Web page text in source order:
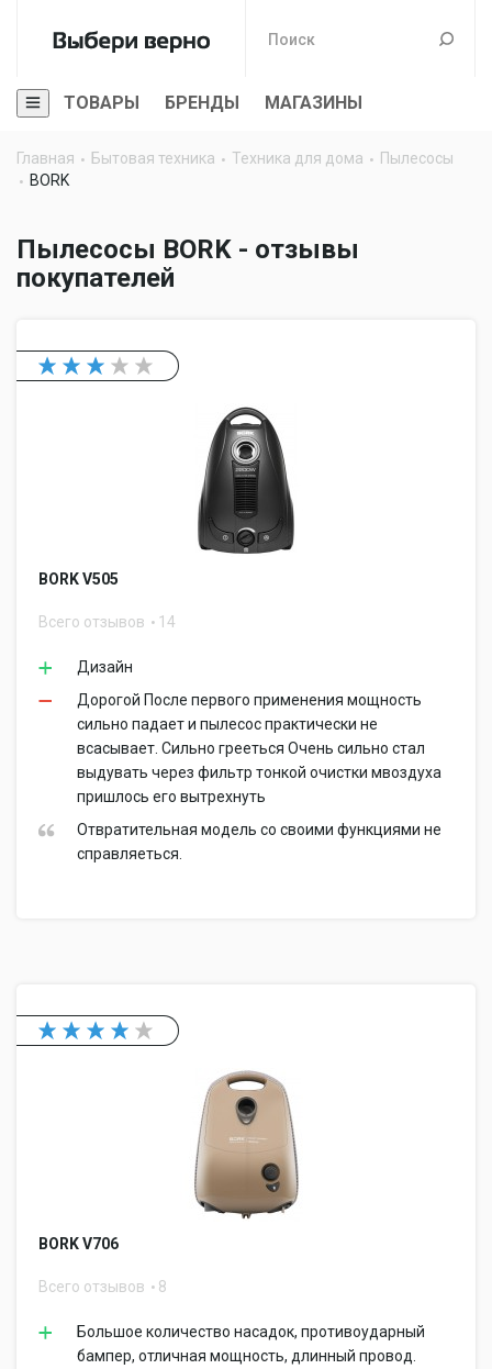
ТОВАРЫ БРЕНДЫ МАГАЗИНЫ
Главная Бытовая техника Техника для дома
Пылесосы
BORK
Пылесосы BORK - отзывы
покупателей
BORK V505
Всего отзывов 14
Дизайн
Дорогой После первого применения мощность
сильно падает и пылесос практически не
всасывает. Сильно грееться Очень сильно стал
выдувать через фильтр тонкой очистки мвоздуха
пришлось его вытрехнуть
Отвратительная модель со своими функциями не
справляеться.
BORK V706
Всего отзывов 8
Большое количество насадок, противоударный
бампер, отличная мощность, длинный провод.